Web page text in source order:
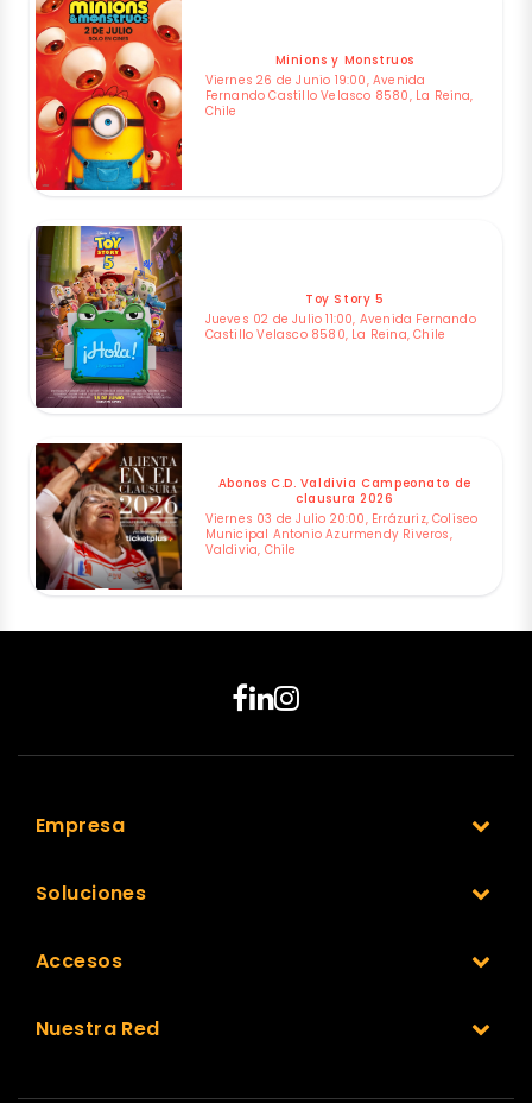
Minions y Monstruos
Viernes 26 de Junio 19:00, Avenida
Fernando Castillo Velasco 8580, La Reina,
Chile
Toy Story 5
Jueves 02 de Julio 11:00, Avenida Fernando
Castillo Velasco 8580, La Reina, Chile
Abonos C.D. Valdivia Campeonato de
clausura 2026
Viernes 03 de Julio 20:00, Errázuriz, Coliseo
Municipal Antonio Azurmendy Riveros,
Valdivia, Chile
Empresa
Soluciones
Accesos
Nuestra Red